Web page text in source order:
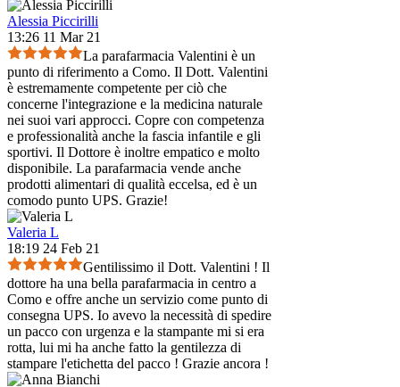
Alessia Piccirilli
13:26 11 Mar 21
La parafarmacia Valentini è un
punto di riferimento a Como. Il Dott. Valentini
è estremamente competente per ciò che
concerne l'integrazione e la medicina naturale
nei suoi vari approcci. Copre con competenza
e professionalità anche la fascia infantile e gli
sportivi. Il Dottore è inoltre empatico e molto
disponibile. La parafarmacia vende anche
prodotti alimentari di qualità eccelsa, ed è un
comodo punto UPS. Grazie!
Valeria L
18:19 24 Feb 21
Gentilissimo il Dott. Valentini ! Il
dottore ha una bella parafarmacia in centro a
Como e offre anche un servizio come punto di
consegna UPS. Io avevo la necessità di spedire
un pacco con urgenza e la stampante mi si era
rotta, lui mi ha anche fatto la gentilezza di
stampare l'etichetta del pacco ! Grazie ancora !